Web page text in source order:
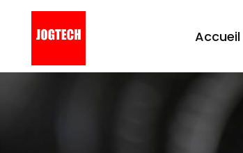
Accueil